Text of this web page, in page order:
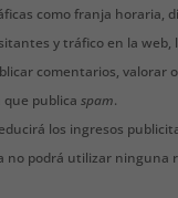
como franja horaria,
y tráfico en la
comentarios,
que publicaspam.
los ingresos
no podrá utilizar ninguna